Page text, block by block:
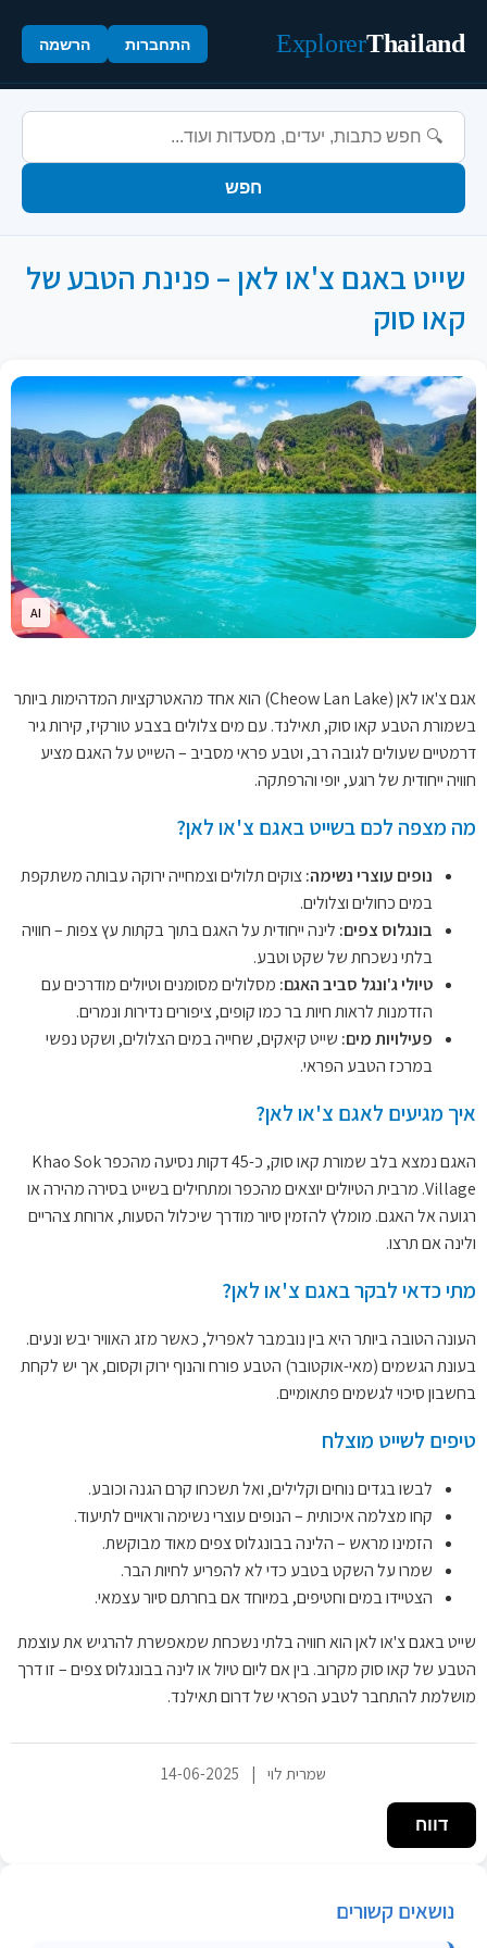
Thailand
Explorer התחברות הרשמה
חפש
שייט באגם צ'או לאן – פנינת הטבע של
קאו סוק
AI
אגם צ'או לאן (Cheow Lan Lake) הוא אחד מהאטרקציות המדהימות ביותר
בשמורת הטבע קאו סוק, תאילנד. עם מים צלולים בצבע טורקיז, קירות גיר
דרמטיים שעולים לגובה רב, וטבע פראי מסביב – השייט על האגם מציע
חוויה ייחודית של רוגע, יופי והרפתקה.
מה מצפה לכם בשייט באגם צ'או לאן?
נופים עוצרי נשימה:צוקים תלולים וצמחייה ירוקה עבותה משתקפת
במים כחולים וצלולים.
בונגלוס צפים: לינה ייחודית על האגם בתוך בקתות עץ צפות – חוויה
בלתי נשכחת של שקט וטבע.
טיולי ג'ונגל סביב האגם: מסלולים מסומנים וטיולים מודרכים עם
הזדמנות לראות חיות בר כמו קופים, ציפורים נדירות ונמרים.
פעילויות מים: שייט קיאקים, שחייה במים הצלולים, ושקט נפשי
במרכז הטבע הפראי.
איך מגיעים לאגם צ'או לאן?
האגם נמצא בלב שמורת קאו סוק, כ-45 דקות נסיעה מהכפר Khao Sok
Village. מרבית הטיולים יוצאים מהכפר ומתחילים בשייט בסירה מהירה או
רגועה אל האגם. מומלץ להזמין סיור מודרך שיכלול הסעות, ארוחת צהריים
ולינה אם תרצו.
מתי כדאי לבקר באגם צ'או לאן?
העונה הטובה ביותר היא בין נובמבר לאפריל, כאשר מזג האוויר יבש ונעים.
בעונת הגשמים (מאי-אוקטובר) הטבע פורח והנוף ירוק וקסום, אך יש לקחת
בחשבון סיכוי לגשמים פתאומיים.
טיפים לשייט מוצלח
לבשו בגדים נוחים וקלילים, ואל תשכחו קרם הגנה וכובע.
קחו מצלמה איכותית – הנופים עוצרי נשימה וראויים לתיעוד.
הזמינו מראש – הלינה בבונגלוס צפים מאוד מבוקשת.
שמרו על השקט בטבע כדי לא להפריע לחיות הבר.
הצטיידו במים וחטיפים, במיוחד אם בחרתם סיור עצמאי.
שייט באגם צ'או לאן הוא חוויה בלתי נשכחת שמאפשרת להרגיש את עוצמת
הטבע של קאו סוק מקרוב. בין אם ליום טיול או לינה בבונגלוס צפים – זו דרך
מושלמת להתחבר לטבע הפראי של דרום תאילנד.
שמרית לוי |
14-06-2025
דווח
נושאים קשורים